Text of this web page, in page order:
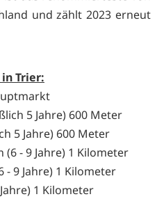
und zählt 2023 erneut
Trier:
5 Jahre) 600 Meter
5 Jahre) 600 Meter
(6 - 9 Jahre) 1 Kilometer
- 9 Jahre) 1 Kilometer
1 Kilometer